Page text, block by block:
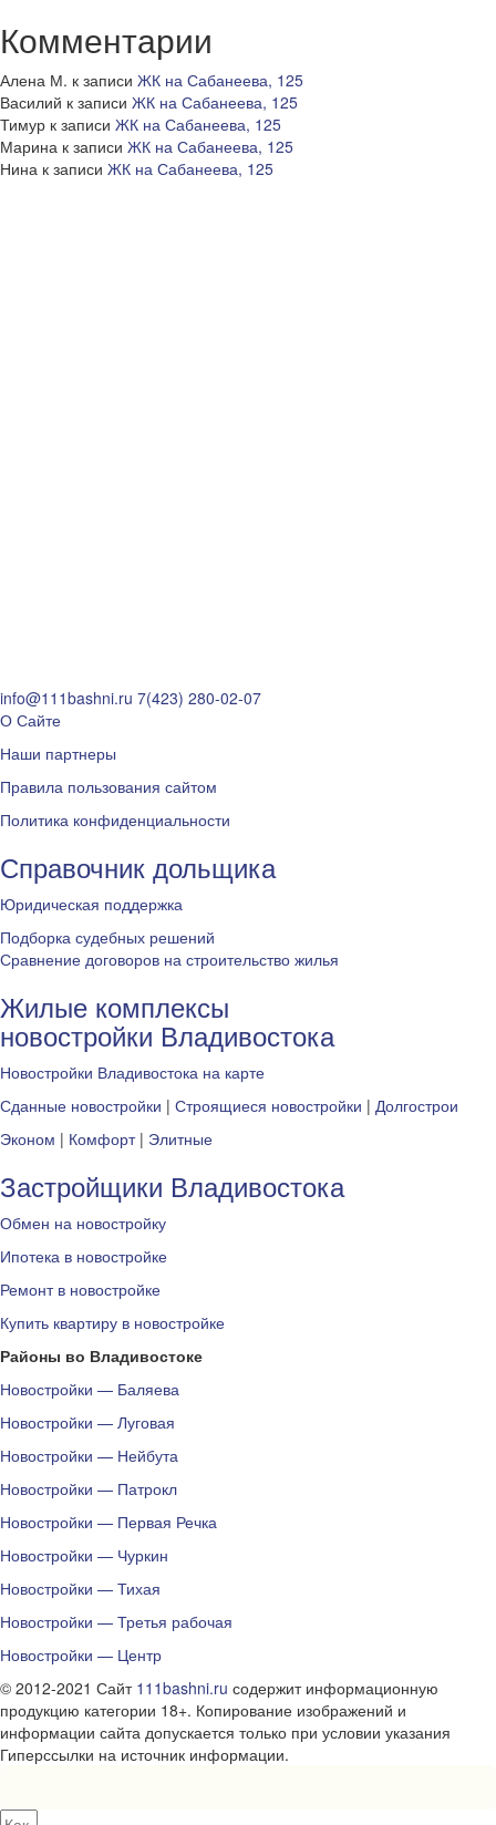
Комментарии
Алена М. к записи ЖК на Сабанеева, 125
Василий к записи ЖК на Сабанеева, 125
Тимур к записи ЖК на Сабанеева, 125
Марина к записи ЖК на Сабанеева, 125
Нина к записи ЖК на Сабанеева, 125
info@111bashni.ru 7(423) 280-02-07
О Сайте
Наши партнеры
Правила пользования сайтом
Политика конфиденциальности
Справочник дольщика
Юридическая поддержка
Подборка судебных решений
Сравнение договоров на строительство жилья
Жилые комплексы
новостройки Владивостока
Новостройки Владивостока на карте
Сданные новостройки | Строящиеся новостройки | Долгострои
Эконом | Комфорт| Элитные
Застройщики Владивостока
Обмен на новостройку
Ипотека в новостройке
Ремонт в новостройке
Купить квартиру в новостройке
Районы во Владивостоке
Новостройки — Баляева
Новостройки — Луговая
Новостройки — Нейбута
Новостройки — Патрокл
Новостройки — Первая Речка
Новостройки — Чуркин
Новостройки — Тихая
Новостройки — Третья рабочая
Новостройки — Центр
© 2012-2021 Сайт 111bashni.ru содержит информационную
продукцию категории 18+. Копирование изображений и
информации сайта допускается только при условии указания
Гиперссылки на источник информации.